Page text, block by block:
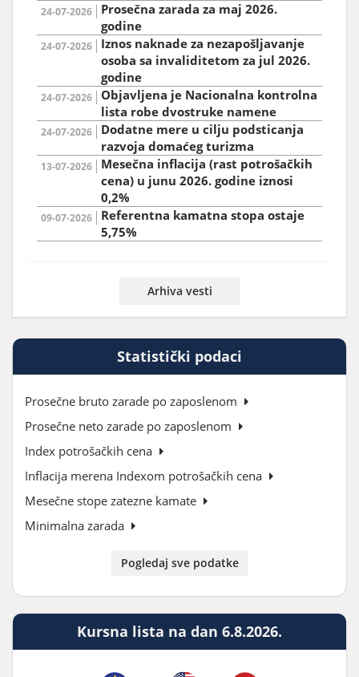
24-07-2026
Prosečna zarada za maj 2026.
godine
24-07-2026
Iznos naknade za nezapošljavanje
osoba sa invaliditetom za jul 2026.
godine
24-07-2026
Objavljena je Nacionalna kontrolna
lista robe dvostruke namene
24-07-2026
Dodatne mere u cilju podsticanja
razvoja domaćeg turizma
13-07-2026
Mesečna inflacija (rast potrošačkih
cena) u junu 2026. godine iznosi
0,2%
09-07-2026
Referentna kamatna stopa ostaje
5,75%
Arhiva vesti
Statistički podaci
Prosečne bruto zarade po zaposlenom
Prosečne neto zarade po zaposlenom
Index potrošačkih cena
Inflacija merena Indexom potrošačkih cena
Mesečne stope zatezne kamate
Minimalna zarada
Pogledaj sve podatke
Kursna lista na dan 6.8.2026.